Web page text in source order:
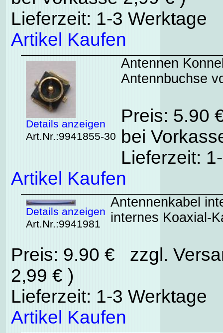
Lieferzeit: 1-3 Werktage
Artikel Kaufen
Details anzeigen
Art.Nr.:9941855-30
Antennen
Antennbuchse
Preis: 5.90
bei
Lieferzeit:
Artikel Kaufen
Details anzeigen
Art.Nr.:9941981
Antennenkabel
internes Koaxial-
Preis: 9.90 € zzgl.
2,99 € )
Lieferzeit: 1-3 Werktage
Artikel Kaufen